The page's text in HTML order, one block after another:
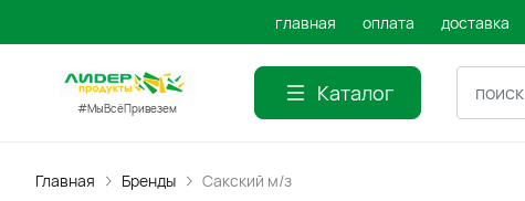
главная оплата доставка
#МыВсёПривезем
Каталог
Главная Бренды Сакский м/з